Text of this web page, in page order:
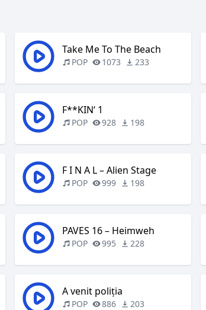
Take Me To The Beach
POP 1073 233
F**KIN‘ 1
POP 928 198
F I N A L – Alien Stage
POP 999 198
PAVES 16 – Heimweh
POP 995 228
A venit poliția
POP 886 203